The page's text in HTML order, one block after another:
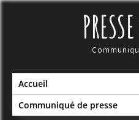
Skip
Accueil
Communiqué de presse